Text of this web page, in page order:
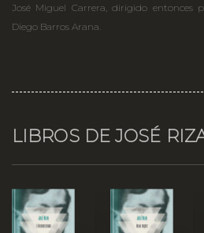
José Miguel Carrera, dirigido entonces
Diego Barros Arana.
LIBROS DE JOSÉ